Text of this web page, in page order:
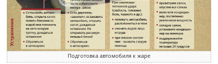
Подготовка автомобиля к жаре